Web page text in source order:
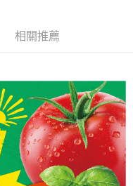
值。
帳。
跳轉至「AFTEE先享後付」
完成結帳。
。
中的連結，可透過四大超商／
為交易完成。
若您需要取消訂單，請聯絡
為有效，需透過AFTEE先享
相關推薦